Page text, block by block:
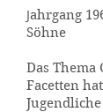
Jahrgang
Söhne
Das
Facetten